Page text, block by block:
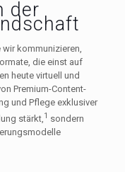
der
kommunizieren,
die einst auf
heute virtuell und
Premium-Content-
und Pflege exklusiver
stärkt,1 sondern